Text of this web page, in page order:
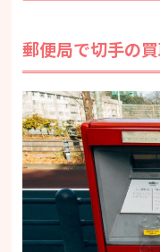
郵便局で切手の